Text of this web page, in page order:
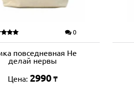
0
повседневная Не
делай нервы
Цена: 2990 ₸